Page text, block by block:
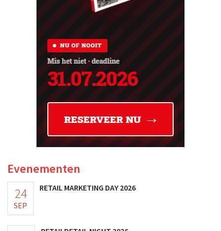
Evenementen
24
SEP
RETAIL MARKETING DAY 2026